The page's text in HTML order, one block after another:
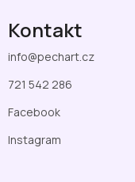
Kontakt
info@pechart.cz
721 542 286
Facebook
Instagram